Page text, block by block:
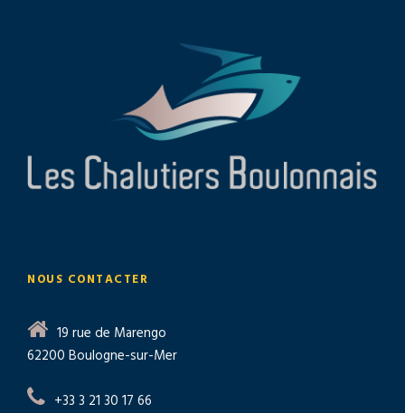
NOUS CONTACTER
19 rue de Marengo
62200 Boulogne-sur-Mer
+33 3 21 30 17 66